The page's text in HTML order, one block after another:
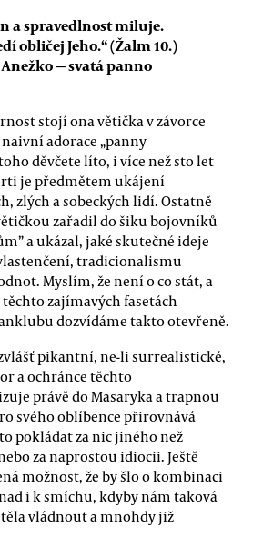
a spravedlnost miluje.
obličej Jeho.“ (Žalm 10.)
—svatá panno
stojí ona větička v závorce
adorace „panny
děvčete líto, i více než sto let
je předmětem ukájení
zlých a sobeckých lidí. Ostatně
zařadil do šiku bojovníků
a ukázal, jaké skutečné ideje
tradicionalismu
Myslím, že není o co stát, a
těchto zajímavých fasetách
dozvídáme takto otevřeně.
pikantní, ne-li surrealistické,
a ochránce těchto
právě do Masaryka a trapnou
svého oblíbence přirovnává
pokládat za nic jiného než
za naprostou idiocii. Ještě
možnost, že by šlo o kombinaci
i k smíchu, kdyby nám taková
vládnout a mnohdy již